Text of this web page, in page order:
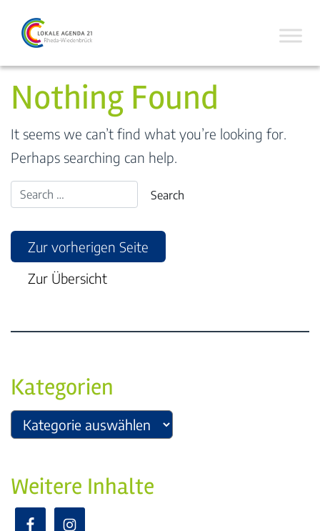
Nothing Found
It seems we can’t find what you’re looking for.
Perhaps searching can help.
Zur vorherigen Seite
Zur Übersicht
Kategorien
Weitere Inhalte